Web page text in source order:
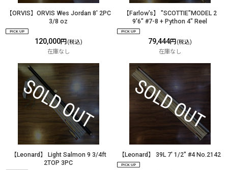
【ORVIS】ORVIS Wes Jordan 8' 2PC
3/8 oz
120,000円 (税込)
在庫なし
【Farlow's】 "SCOTTIE"MODEL 2
9'6" #7-8 + Python 4" Reel
79,444円 (税込)
在庫なし
【Leonard】 Light Salmon 9 3/4ft
2TOP 3PC
【Leonard】 39L 7' 1/2" #4 No.2142